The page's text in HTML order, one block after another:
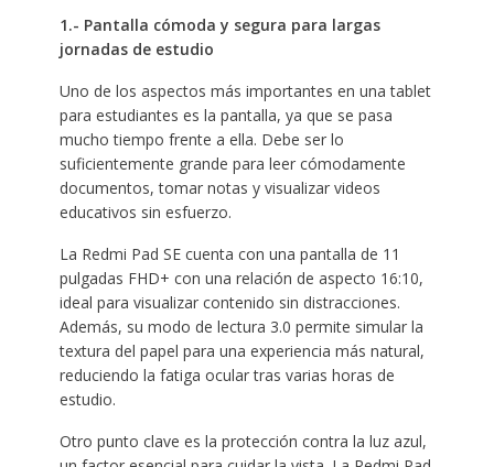
1.- Pantalla cómoda y segura para largas
jornadas de estudio
Uno de los aspectos más importantes en una tablet
para estudiantes es la pantalla, ya que se pasa
mucho tiempo frente a ella. Debe ser lo
suficientemente grande para leer cómodamente
documentos, tomar notas y visualizar videos
educativos sin esfuerzo.
La Redmi Pad SE cuenta con una pantalla de 11
pulgadas FHD+ con una relación de aspecto 16:10,
ideal para visualizar contenido sin distracciones.
Además, su modo de lectura 3.0 permite simular la
textura del papel para una experiencia más natural,
reduciendo la fatiga ocular tras varias horas de
estudio.
Otro punto clave es la protección contra la luz azul,